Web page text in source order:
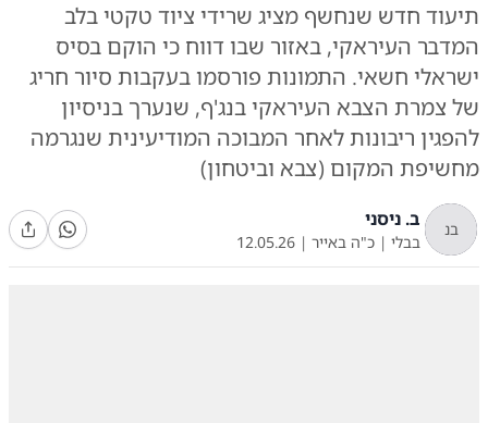
תיעוד חדש שנחשף מציג שרידי ציוד טקטי בלב
המדבר העיראקי, באזור שבו דווח כי הוקם בסיס
ישראלי חשאי. התמונות פורסמו בעקבות סיור חריג
של צמרת הצבא העיראקי בנג'ף, שנערך בניסיון
להפגין ריבונות לאחר המבוכה המודיעינית שנגרמה
מחשיפת המקום (צבא וביטחון)
בנ ב. ניסני
בבלי | כ"ה באייר |
12.05.26